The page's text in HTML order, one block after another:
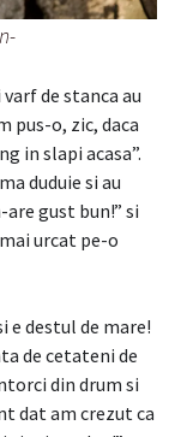
varf de stanca au
pus-o, zic, daca
in slapi acasa”.
duduie si au
gust bun!” si
urcat pe-o
e destul de mare!
de cetateni de
din drum si
dat am crezut ca